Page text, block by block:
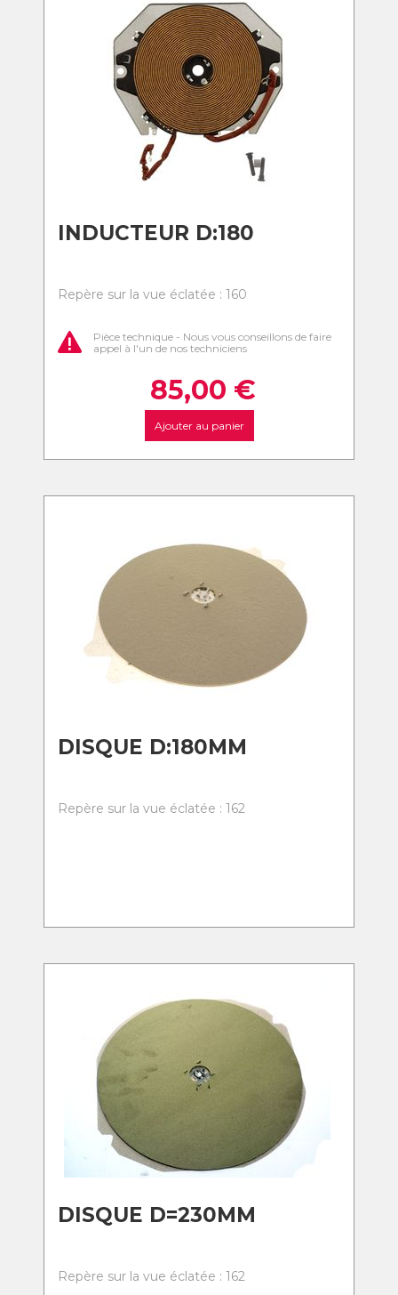
INDUCTEUR D:180
Repère sur la vue éclatée : 160
Pièce technique - Nous vous conseillons de faire
appel à l'un de nos techniciens
85,00 €
Ajouter au panier
DISQUE D:180MM
Repère sur la vue éclatée : 162
DISQUE D=230MM
Repère sur la vue éclatée : 162